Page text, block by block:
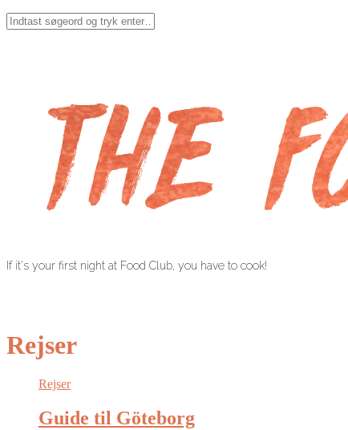
If it's your first night at Food Club, you have to cook!
Rejser
Rejser
Guide til Göteborg